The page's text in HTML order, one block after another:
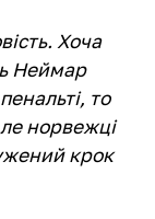
Хоча
Неймар
то
норвежці
крок